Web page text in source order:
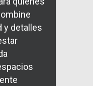
y detalles